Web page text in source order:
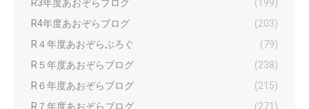
R3年度あおぞらブログ
(199)
R4年度あおぞらブログ
(203)
R４年度あおぞらぶろぐ
(79)
R５年度あおぞらブログ
(238)
R６年度あおぞらブログ
(215)
R７年度あおぞらブログ
(271)